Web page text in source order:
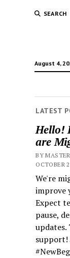
SEARCH
August 4,
LATEST
Hello!
are
BY
OCTOBER
We're
improve
Expect
pause,
support!